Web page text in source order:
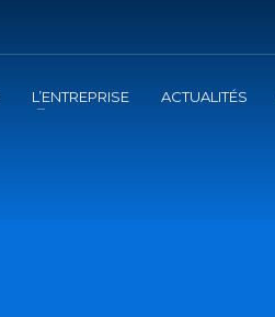
L’ENTREPRISE ACTUALITÉS